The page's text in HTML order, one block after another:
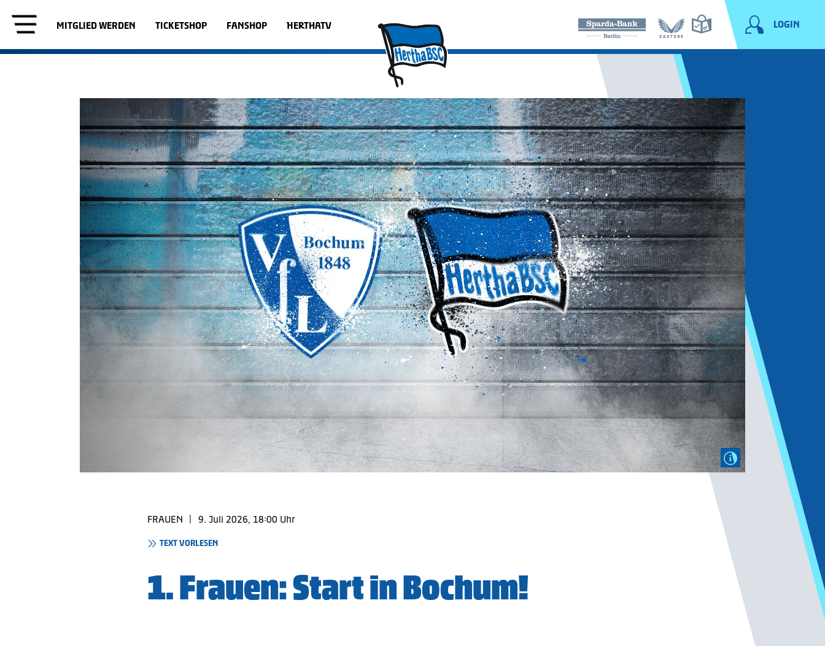
MITGLIED WERDEN TICKETSHOP FANSHOP HERTHATV LOGIN
FRAUEN 9. Juli 2026, 18:00 Uhr
TEXT VORLESEN
1. Frauen: Start in Bochum!